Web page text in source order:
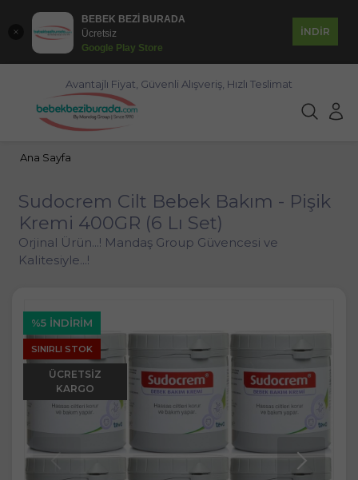
BEBEK BEZİ BURADA
Ücretsiz
Google Play Store
İNDİR
Avantajlı Fiyat, Güvenli Alışveriş, Hızlı Teslimat
Ana Sayfa
Sudocrem Cilt Bebek Bakım - Pişik
Kremi 400GR (6 Lı Set)
Orjinal Ürün...! Mandaş Group Güvencesi ve
Kalitesiyle...!
%5 İNDIRIM
SINIRLI STOK
ÜCRETSIZ
KARGO